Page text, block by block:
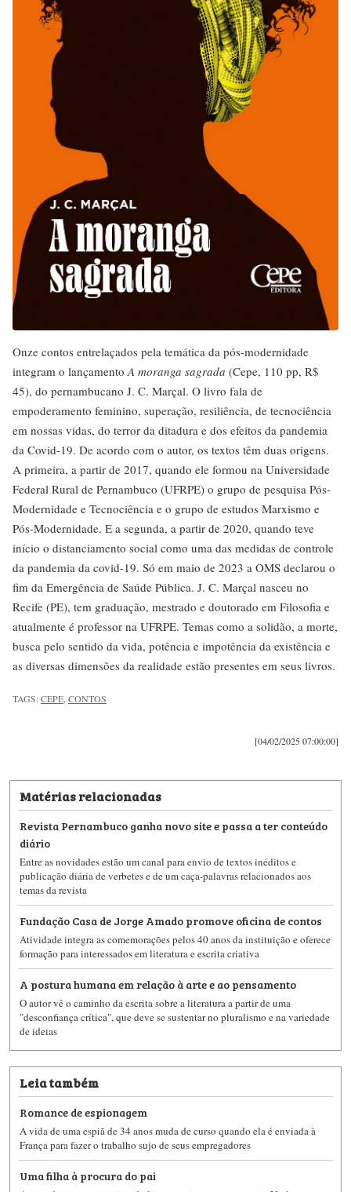
Onze contos entrelaçados pela temática da pós-modernidade
integram o lançamento A moranga sagrada (Cepe, 110 pp, R$
45), do pernambucano J. C. Marçal. O livro fala de
empoderamento feminino, superação, resiliência, de tecnociência
em nossas vidas, do terror da ditadura e dos efeitos da pandemia
da Covid-19. De acordo com o autor, os textos têm duas origens.
A primeira, a partir de 2017, quando ele formou na Universidade
Federal Rural de Pernambuco (UFRPE) o grupo de pesquisa Pós-
Modernidade e Tecnociência e o grupo de estudos Marxismo e
Pós-Modernidade. E a segunda, a partir de 2020, quando teve
início o distanciamento social como uma das medidas de controle
da pandemia da covid-19. Só em maio de 2023 a OMS declarou o
fim da Emergência de Saúde Pública. J. C. Marçal nasceu no
Recife (PE), tem graduação, mestrado e doutorado em Filosofia e
atualmente é professor na UFRPE. Temas como a solidão, a morte,
busca pelo sentido da vida, potência e impotência da existência e
as diversas dimensões da realidade estão presentes em seus livros.
TAGS:CEPE CONTOS
[04/02/2025 07:00:00]
Matérias relacionadas
Revista Pernambuco ganha novo site e passa a ter conteúdo
diário
Entre as novidades estão um canal para envio de textos inéditos e
publicação diária de verbetes e de um caça-palavras relacionados aos
temas da revista
Fundação Casa de Jorge Amado promove oficina de contos
Atividade integra as comemorações pelos 40 anos da instituição e oferece
formação para interessados em literatura e escrita criativa
A postura humana em relação à arte e ao pensamento
O autor vê o caminho da escrita sobre a literatura a partir de uma
"desconfiança crítica", que deve se sustentar no pluralismo e na variedade
de ideias
Leia também
Romance de espionagem
A vida de uma espiã de 34 anos muda de curso quando ela é enviada à
França para fazer o trabalho sujo de seus empregadores
Uma filha à procura do pai